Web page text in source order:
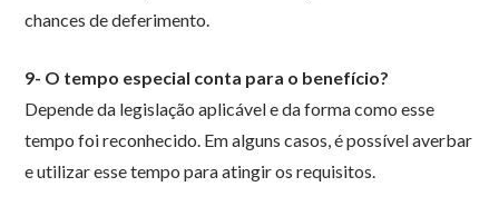
chances de deferimento.
9- O tempo especial conta para o benefício?
Depende da legislação aplicável e da forma como esse
tempo foi reconhecido. Em alguns casos, é possível averbar
e utilizar esse tempo para atingir os requisitos.